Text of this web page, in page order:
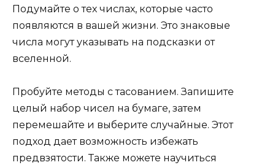
Подумайте о тех числах, которые часто
появляются в вашей жизни. Это знаковые
числа могут указывать на подсказки от
вселенной.
Пробуйте методы с тасованием. Запишите
целый набор чисел на бумаге, затем
перемешайте и выберите случайные. Этот
подход дает возможность избежать
предвзятости. Также можете научиться